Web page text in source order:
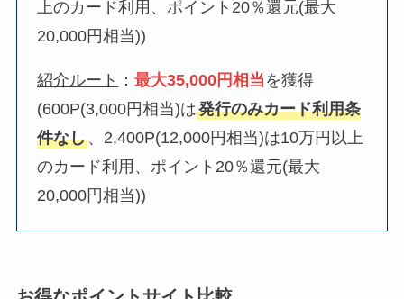
上のカード利用、ポイント20％還元(最大
20,000円相当))
紹介ルート ：最大35,000円相当 を獲得
(600P(3,000円相当)は発行のみカード利用条
件なし、2,400P(12,000円相当)は10万円以上
のカード利用、ポイント20％還元(最大
20,000円相当))